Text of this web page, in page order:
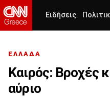
Ειδήσεις
ΕΛΛΑΔΑ
Καιρός: Βροχές
αύριο